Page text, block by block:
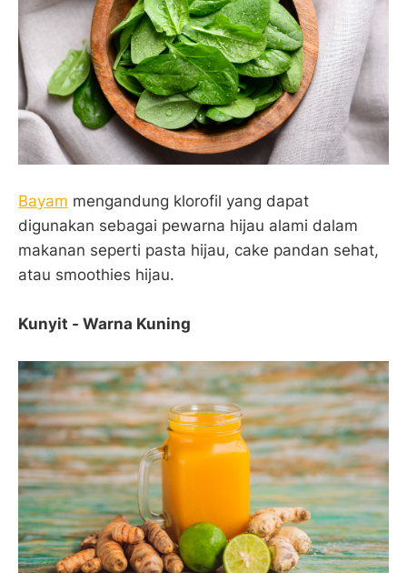
Bayam mengandung klorofil yang dapat
digunakan sebagai pewarna hijau alami dalam
makanan seperti pasta hijau, cake pandan sehat,
atau smoothies hijau.
Kunyit - Warna Kuning